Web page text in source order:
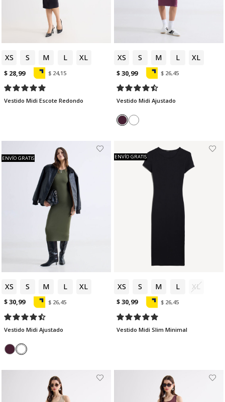
XS S M L XL
$ 28,99 $ 24,15
Vestido Midi Escote Redondo
XS S M L XL
$ 30,99 $ 26,45
Vestido Midi Ajustado
XS S M L XL
ENVÍO GRATIS
$ 30,99 $ 26,45
Vestido Midi Ajustado
XS S M L XL
ENVÍO GRATIS
$ 30,99 $ 26,45
Vestido Midi Slim Minimal